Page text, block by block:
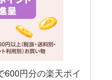
600円分の楽天ポイ